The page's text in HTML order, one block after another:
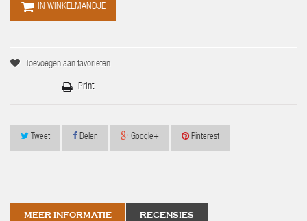
IN WINKELMANDJE
Toevoegen aan favorieten
Print
Tweet Delen Google+ Pinterest
MEER INFORMATIE RECENSIES